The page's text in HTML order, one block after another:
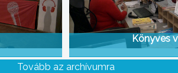
Könyves
Tovább az archívumra